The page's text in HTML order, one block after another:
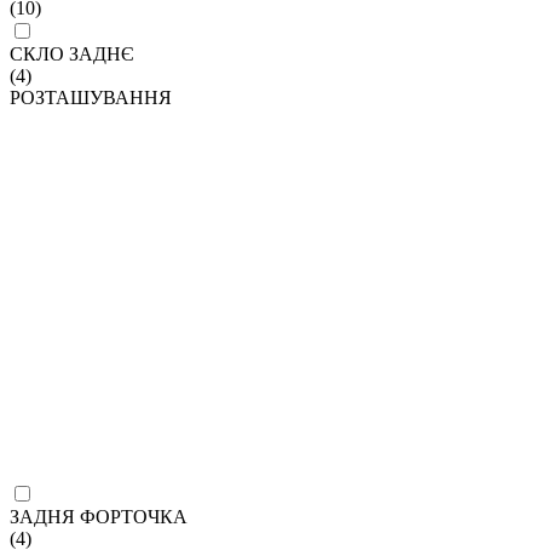
(10)
СКЛО ЗАДНЄ
(4)
РОЗТАШУВАННЯ
ЗАДНЯ ФОРТОЧКА
(4)